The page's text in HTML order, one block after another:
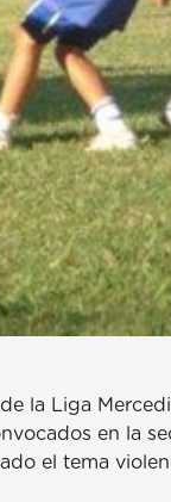
la Liga
en la
el tema